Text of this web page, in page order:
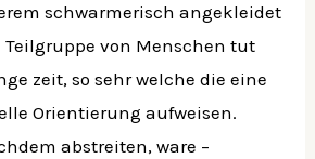
schwarmerisch angekleidet
von Menschen tut
zeit, so sehr welche die eine
Orientierung aufweisen.
abstreiten, ware –